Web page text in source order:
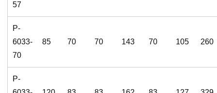
57
P-
6033-
70
85 70 70 143 70 105 260
P-